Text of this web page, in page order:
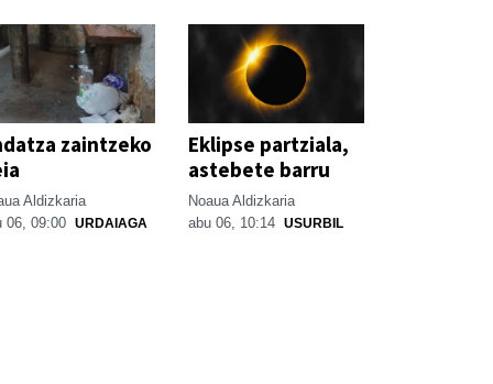
zaintzeko
Aldizkaria
06, 09:00 URDAIAGA
Eklipse partziala,
astebete barru
Noaua Aldizkaria
abu 06, 10:14 USURBIL